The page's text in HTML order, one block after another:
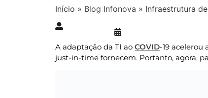
Início » Blog Infonova » Infraestrutura
A adaptação da TI ao COVID-19
just-in-time fornecem. Portanto, agora,